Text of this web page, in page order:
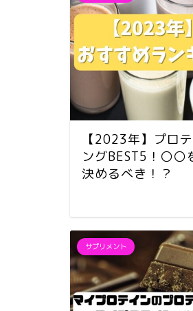
【2023年】プロ
ングBEST5！〇〇
決めるべき！？
サプリメント